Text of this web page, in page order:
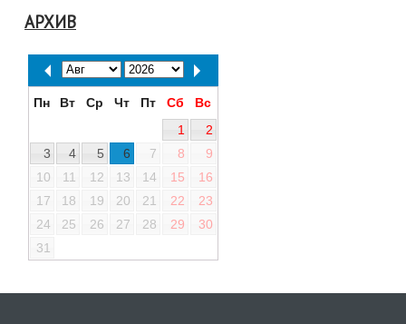
АРХИВ
Пн Вт Ср Чт Пт Сб
Вс
1
2
3
4 5 6 7 8
9
10
11 12 13 14 15
16
17
18 19 20 21 22
23
24
25 26 27 28 29
30
31